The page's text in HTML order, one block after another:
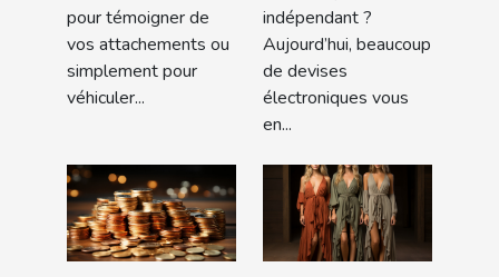
pour témoigner de
vos attachements ou
simplement pour
véhiculer...
populaire
indépendant ?
Aujourd’hui, beaucoup
de devises
électroniques vous
en...